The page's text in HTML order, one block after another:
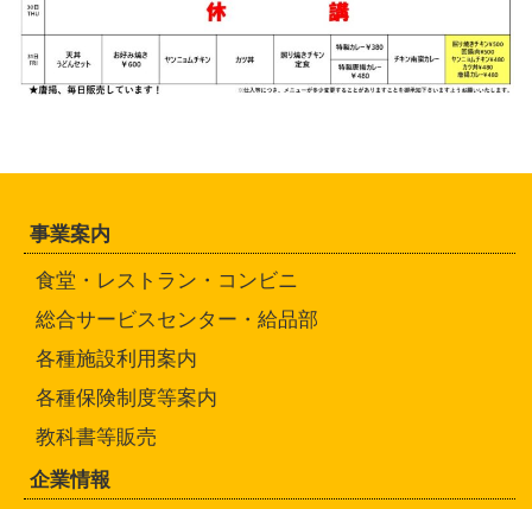
事業案内
食堂・レストラン・コンビニ
総合サービスセンター・給品部
各種施設利用案内
各種保険制度等案内
教科書等販売
企業情報